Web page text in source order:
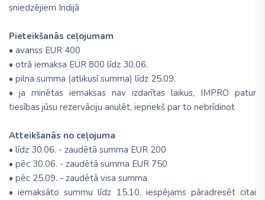
sniedzējiem Indijā
Pieteikšanās ceļojumam
• avanss EUR 400
• otrā iemaksa EUR 800 līdz 30.06.
• pilna summa (atlikusī summa) līdz 25.09.
• ja minētas iemaksas nav izdarītas laikus, IMPRO patur
tiesības jūsu rezervāciju anulēt, iepriekš par to nebrīdinot
Atteikšanās no ceļojuma
• līdz 30.06. - zaudētā summa EUR 200
• pēc 30.06. - zaudētā summa EUR 750
• pēc 25.09. - zaudētā visa summa
• iemaksāto summu līdz 15.10. iespējams pāradresēt citai